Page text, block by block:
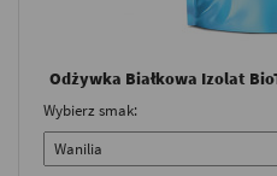
Odżywka Białkowa Izolat
Wybierz smak: